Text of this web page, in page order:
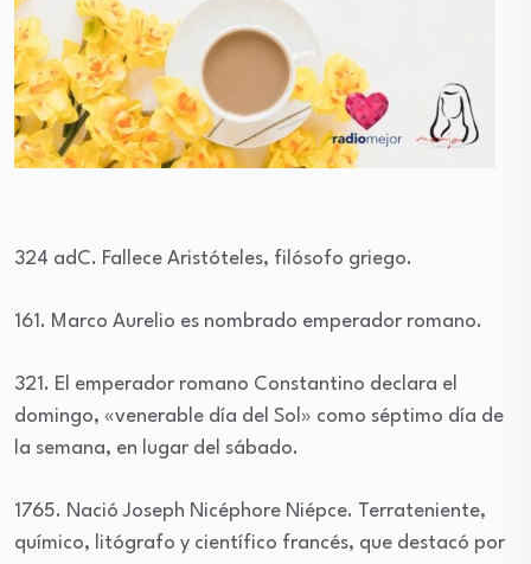
324 adC. Fallece Aristóteles, filósofo griego.
161. Marco Aurelio es nombrado emperador romano.
321. El emperador romano Constantino declara el
domingo, «venerable día del Sol» como séptimo día de
la semana, en lugar del sábado.
1765. Nació Joseph Nicéphore Niépce. Terrateniente,
químico, litógrafo y científico francés, que destacó por